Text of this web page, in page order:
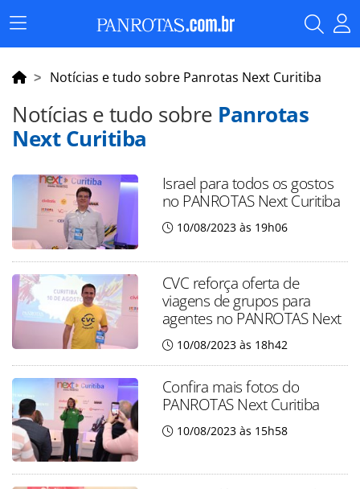
Menu
Principal
Notícias e tudo sobre Panrotas Next Curitiba
Notícias e tudo sobre Panrotas
Next Curitiba
Israel para todos os gostos
no PANROTAS Next Curitiba
10/08/2023 às 19h06
CVC reforça oferta de
viagens de grupos para
agentes no PANROTAS Next
10/08/2023 às 18h42
Confira mais fotos do
PANROTAS Next Curitiba
10/08/2023 às 15h58